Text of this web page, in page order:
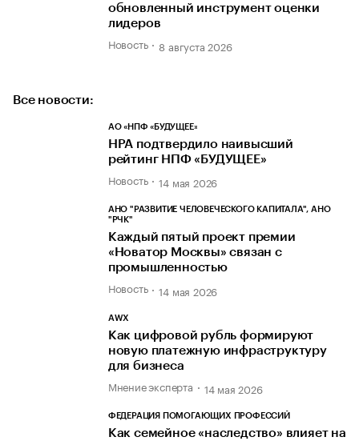
обновленный инструмент оценки
лидеров
Новость 8 августа 2026
Все новости:
АО «НПФ «БУДУЩЕЕ»
НРА подтвердило наивысший
рейтинг НПФ «БУДУЩЕЕ»
Новость 14 мая 2026
АНО "РАЗВИТИЕ ЧЕЛОВЕЧЕСКОГО КАПИТАЛА", АНО
"РЧК"
Каждый пятый проект премии
«Новатор Москвы» связан с
промышленностью
Новость 14 мая 2026
AWX
Как цифровой рубль формируют
новую платежную инфраструктуру
для бизнеса
Мнение эксперта 14 мая 2026
ФЕДЕРАЦИЯ ПОМОГАЮЩИХ ПРОФЕССИЙ
Как семейное «наследство» влияет на